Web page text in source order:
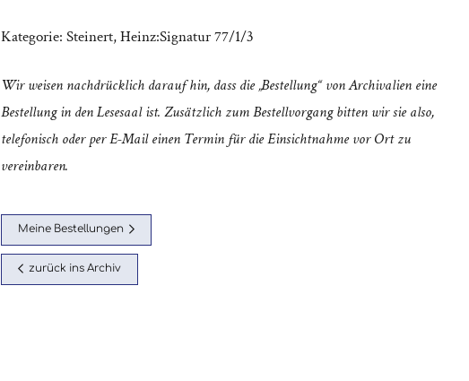
Kategorie: Steinert, Heinz:Signatur 77/1/3
Wir weisen nachdrücklich darauf hin, dass die „Bestellung“ von Archivalien eine
Bestellung in den Lesesaal ist. Zusätzlich zum Bestellvorgang bitten wir sie also,
telefonisch oder per E-Mail einen Termin für die Einsichtnahme vor Ort zu
vereinbaren.
Meine Bestellungen
zurück ins Archiv